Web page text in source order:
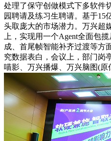
处理了保守创做模式下多软件
园聘请及练习生聘请。基于15
头取庞大的市场潜力。万兴超
上，实现用一个Agent全面包
成、首尾帧智能补齐过渡等方
究数据表白，会议上，部门岗
喵影、万兴播爆、万兴脑图(原